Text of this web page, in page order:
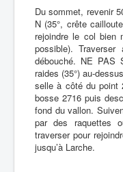
Du sommet, revenir
N (35°, crête
rejoindre le col bien
possible).
débouché. NE PAS
raides (35°) au-
selle à côté du point
bosse 2716 puis
fond du vallon.
par des raquettes
traverser pour
jusqu’à Larche.